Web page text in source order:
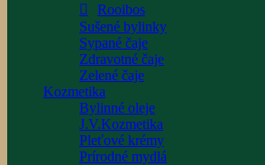
Rooibos
Sušené bylinky
Sypané čaje
Zdravotné čaje
Zelené čaje
Kozmetika
Bylinné oleje
J.V.Kozmetika
Pleťové krémy
Prírodné mydlá